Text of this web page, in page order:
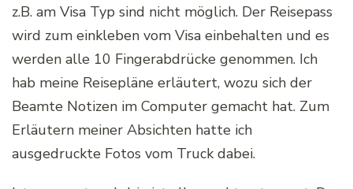
z.B. am Visa Typ sind nicht möglich. Der Reisepass
wird zum einkleben vom Visa einbehalten und es
werden alle 10 Fingerabdrücke genommen. Ich
hab meine Reisepläne erläutert, wozu sich der
Beamte Notizen im Computer gemacht hat. Zum
Erläutern meiner Absichten hatte ich
ausgedruckte Fotos vom Truck dabei.